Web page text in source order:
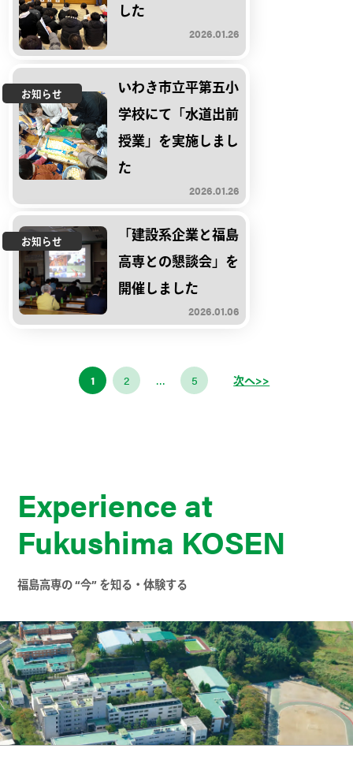
した
2026.01.26
いわき市立平第五小
学校にて「水道出前
授業」を実施しまし
た
2026.01.26
お知らせ
「建設系企業と福島
高専との懇談会」を
開催しました
2026.01.06
お知らせ
1 2 … 5 次へ>>
Experience at
Fukushima KOSEN
福島高専の “今” を知る・体験する